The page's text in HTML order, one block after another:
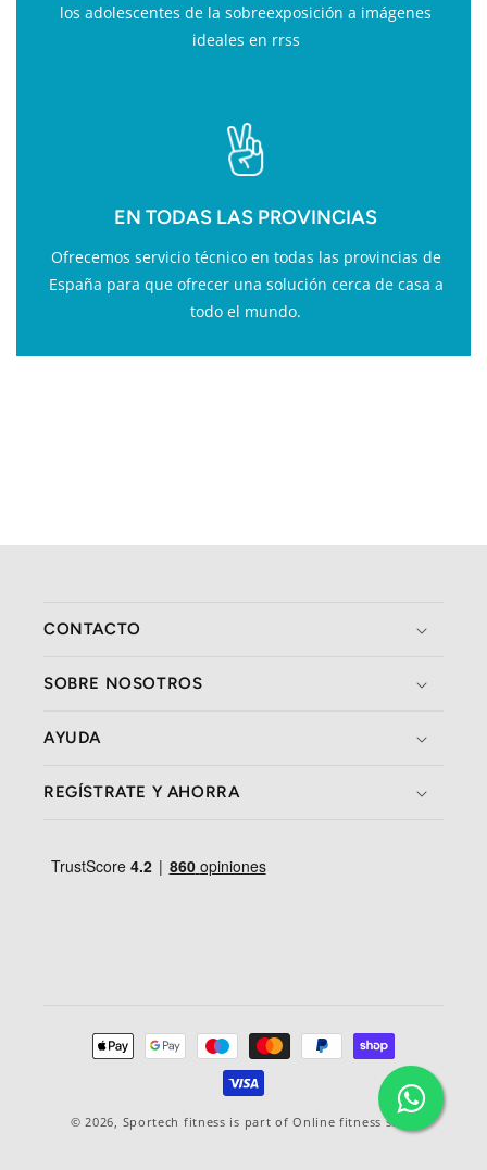
los adolescentes de la sobreexposición a imágenes
ideales en rrss
EN TODAS LAS PROVINCIAS
Ofrecemos servicio técnico en todas las provincias de
España para que ofrecer una solución cerca de casa a
todo el mundo.
CONTACTO
SOBRE NOSOTROS
AYUDA
REGÍSTRATE Y AHORRA
Formas
de
© 2026, Sportech fitness is part of Online fitness sales